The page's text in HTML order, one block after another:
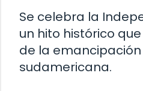
Se celebra la
un hito histórico
de la
sudamericana.